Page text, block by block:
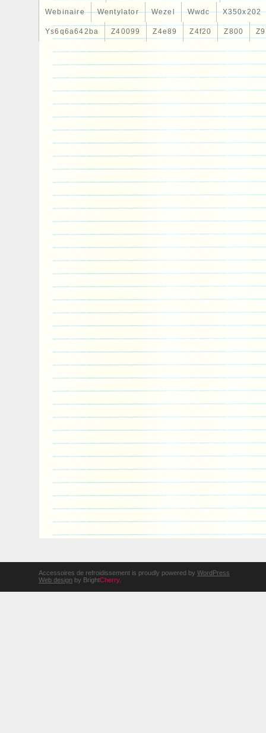
Webinaire Wentylator Wezel Wwdc X350x202
Ys6q6a642ba Z40099 Z4e89 Z4f20 Z800
Accessoires de refroidissement is proudly powered by WordPress
Web design by BrightCherry.